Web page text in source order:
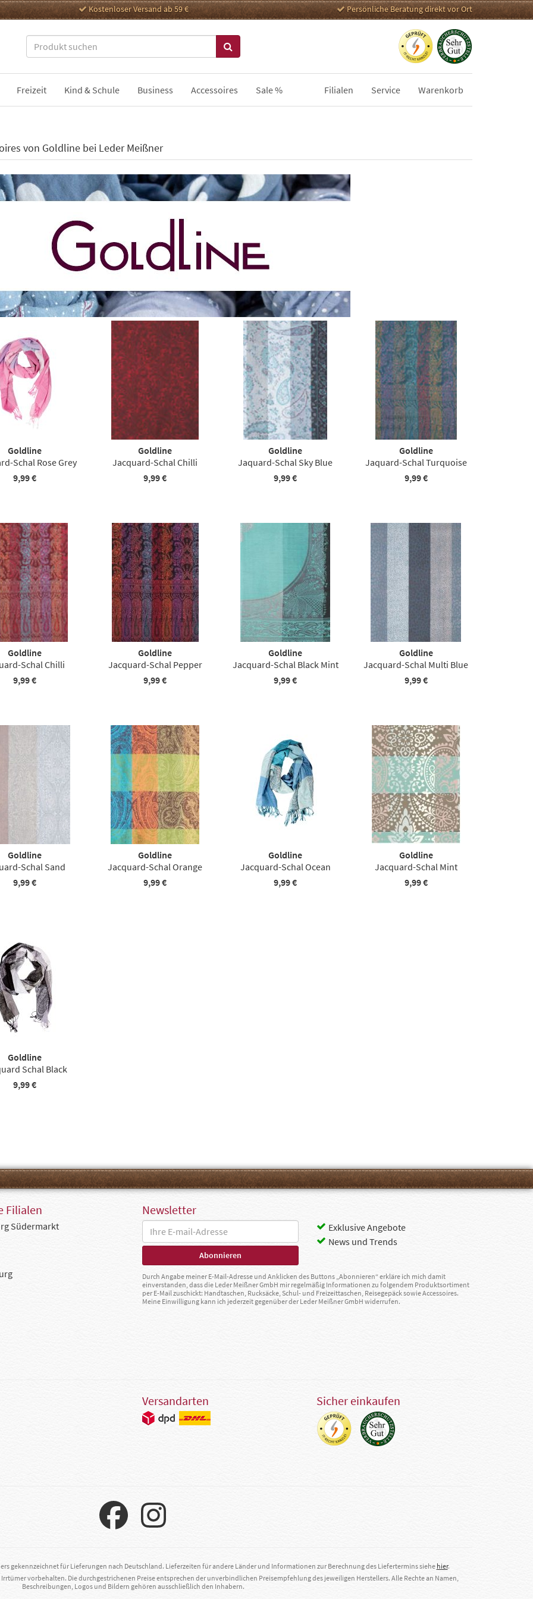
Kostenloser Versand ab 59 € Persönliche Beratung direkt vor Ort
Freizeit Kind & Schule Business Accessoires Sale % Filialen Service Warenkorb
von Goldline bei Leder Meißner
Goldline
Schal Rose Grey
9,99 €
Goldline
Jacquard-Schal Chilli
9,99 €
Goldline
Jaquard-Schal Sky Blue
9,99 €
Goldline
Jaquard-Schal Turquoise
9,99 €
Goldline
Schal Chilli
9,99 €
Goldline
Jacquard-Schal Pepper
9,99 €
Goldline
Jacquard-Schal Black Mint
9,99 €
Goldline
Jacquard-Schal Multi Blue
9,99 €
Goldline
Schal Sand
9,99 €
Goldline
Jacquard-Schal Orange
9,99 €
Goldline
Jacquard-Schal Ocean
9,99 €
Goldline
Jacquard-Schal Mint
9,99 €
Goldline
Schal Black
9,99 €
Filialen
Südermarkt
Newsletter
Exklusive Angebote
News und Trends
Durch Angabe meiner E-Mail-Adresse und Anklicken des Buttons „Abonnieren“ erkläre ich mich damit
einverstanden, dass die Leder Meißner GmbH mir regelmäßig Informationen zu folgendem Produktsortiment
per E-Mail zuschickt: Handtaschen, Rucksäcke, Schul- und Freizeittaschen, Reisegepäck sowie Accessoires.
Meine Einwilligung kann ich jederzeit gegenüber der Leder Meißner GmbH widerrufen.
Versandarten Sicher einkaufen
gekennzeichnet für Lieferungen nach Deutschland. Lieferzeiten für andere Länder und Informationen zur Berechnung des Liefertermins siehe hier.
Irrtümer vorbehalten. Die durchgestrichenen Preise entsprechen der unverbindlichen Preisempfehlung des jeweiligen Herstellers. Alle Rechte an Namen,
Beschreibungen, Logos und Bildern gehören ausschließlich den Inhabern.